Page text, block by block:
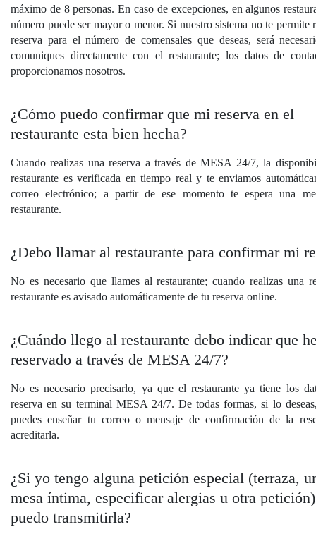
máximo de 8 personas. En caso de excepciones, en algunos
número puede ser mayor o menor. Si nuestro sistema no te permite
reserva para el número de comensales que deseas, será
comuniques directamente con el restaurante; los datos de
proporcionamos nosotros.
¿Cómo puedo confirmar que mi reserva en el
restaurante esta bien hecha?
Cuando realizas una reserva a través de MESA 24/7, la
restaurante es verificada en tiempo real y te enviamos
correo electrónico; a partir de ese momento te espera una
restaurante.
¿Debo llamar al restaurante para confirmar mi
No es necesario que llames al restaurante; cuando realizas una
restaurante es avisado automáticamente de tu reserva online.
¿Cuándo llego al restaurante debo indicar que
reservado a través de MESA 24/7?
No es necesario precisarlo, ya que el restaurante ya tiene los
reserva en su terminal MESA 24/7. De todas formas, si lo
puedes enseñar tu correo o mensaje de confirmación de la
acreditarla.
¿Si yo tengo alguna petición especial (terraza,
mesa íntima, especificar alergias u otra
puedo transmitirla?